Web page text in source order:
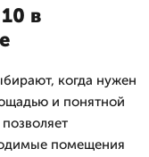
в
когда нужен
и понятной
помещения